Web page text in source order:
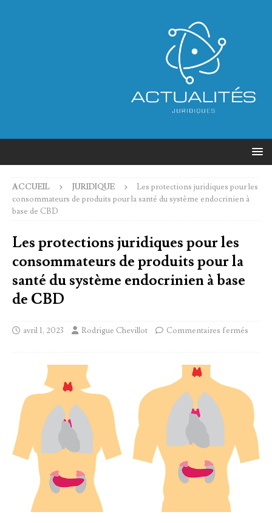
ACCUEIL JURIDIQUE
Les protections juridiques pour les
consommateurs de produits pour la santé du système endocrinien à
base de CBD
Les protections juridiques pour les
consommateurs de produits pour la
santé du système endocrinien à base
de CBD
avril 1, 2023 Rodrigue Chevillot Commentaires fermés